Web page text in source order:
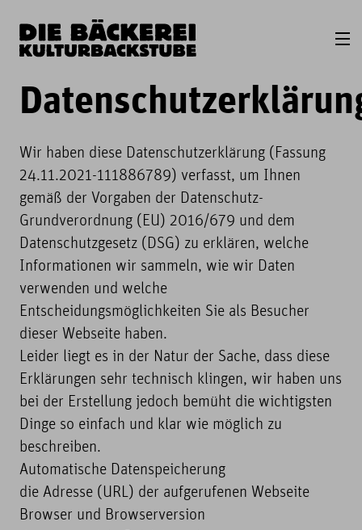
Wir haben diese Datenschutzerklärung (Fassung
24.11.2021-111886789) verfasst, um Ihnen
gemäß der Vorgaben der Datenschutz-
Grundverordnung (EU) 2016/679 und dem
Datenschutzgesetz (DSG) zu erklären, welche
Informationen wir sammeln, wie wir Daten
verwenden und welche
Entscheidungsmöglichkeiten Sie als Besucher
dieser Webseite haben.
Leider liegt es in der Natur der Sache, dass diese
Erklärungen sehr technisch klingen, wir haben uns
bei der Erstellung jedoch bemüht die wichtigsten
Dinge so einfach und klar wie möglich zu
beschreiben.
Automatische Datenspeicherung
die Adresse (URL) der aufgerufenen Webseite
Browser und Browserversion